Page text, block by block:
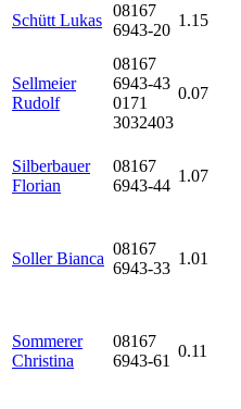
Schütt Lukas
08167
6943-20
1.15
Sellmeier
Rudolf
08167
6943-43
0171
3032403
0.07
Silberbauer
Florian
08167
6943-44
1.07
Soller Bianca
08167
6943-33
1.01
Sommerer
Christina
08167
6943-61
0.11